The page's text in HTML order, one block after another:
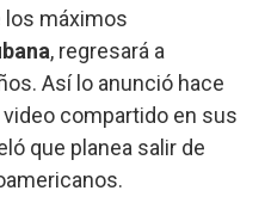
los máximos
, regresará a
Así lo anunció hace
compartido en sus
que planea salir de